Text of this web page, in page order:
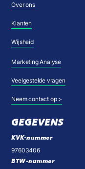
Over ons
Klanten
Wijsheid
Marketing Analyse
Veelgestelde vragen
Neem contact op >
GEGEVENS
KVK-nummer
97603406
BTW-nummer